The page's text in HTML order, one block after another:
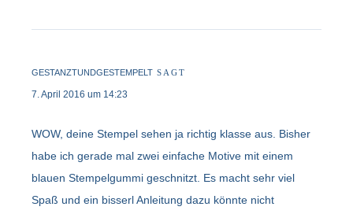
GESTANZTUNDGESTEMPELT SAGT
7. April 2016 um 14:23
WOW, deine Stempel sehen ja richtig klasse aus. Bisher
habe ich gerade mal zwei einfache Motive mit einem
blauen Stempelgummi geschnitzt. Es macht sehr viel
Spaß und ein bisserl Anleitung dazu könnte nicht